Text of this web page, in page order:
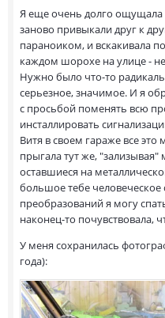
Я еще очень долго
заново привыкали друг к
параноиком, и вскакивала
каждом шорохе на улице -
Нужно было что-то
серьезное, значимое. И я
с просьбой поменять всю
инсталлировать
Витя в своем гараже все это
прыгала тут же,
оставшиеся на
большое тебе
преобразований я могу
наконец-то почувствовала,
У меня сохранилась
года):